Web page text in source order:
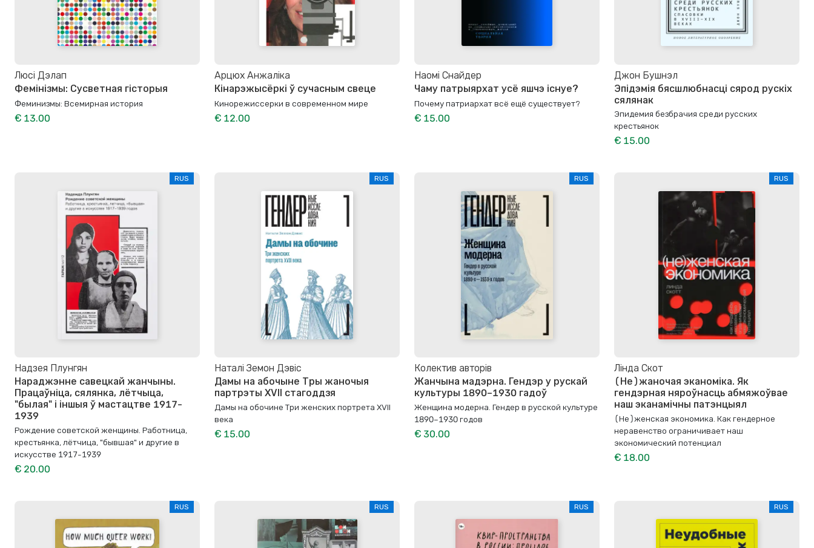
Люсі Дэлап
Фемінізмы: Сусветная гісторыя
Феминизмы: Всемирная история
€ 13.00
Арцюх Анжаліка
Кінарэжысёркі ў сучасным свеце
Кинорежиссерки в современном мире
€ 12.00
Наомі Снайдер
Чаму патрыярхат усё яшчэ існуе?
Почему патриархат всё ещё существует?
€ 15.00
Джон Бушнэл
Эпідэмія бясшлюбнасці сярод рускіх
сялянак
Эпидемия безбрачия среди русских
крестьянок
€ 15.00
RUS
Надзея Плунгян
Нараджэнне савецкай жанчыны.
Працаўнiца, сялянка, лётчыца,
"былая" і іншыя ў мастацтве 1917-
1939
Рождение советской женщины. Работница,
крестьянка, лётчица, "бывшая" и другие в
искусстве 1917-1939
€ 20.00
RUS
Наталі Земон Дэвіс
Дамы на абочыне Тры жаночыя
партрэты XVII стагоддзя
Дамы на обочине Три женских портрета XVII
века
€ 15.00
RUS
Колектив авторів
Жанчына мадэрна. Гендэр у рускай
культуры 1890–1930 гадоў
Женщина модерна. Гендер в русской культуре
1890–1930 годов
€ 30.00
RUS
Лінда Скот
(Не)жаночая эканоміка. Як
гендэрная няроўнасць абмяжоўвае
наш эканамічны патэнцыял
(Не)женская экономика. Как гендерное
неравенство ограничивает наш
экономический потенциал
€ 18.00
RUS RUS RUS RUS